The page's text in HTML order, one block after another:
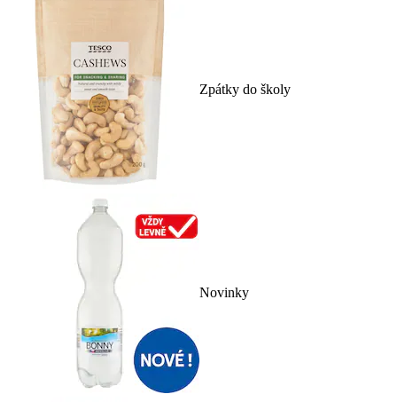
Zpátky do školy
Novinky